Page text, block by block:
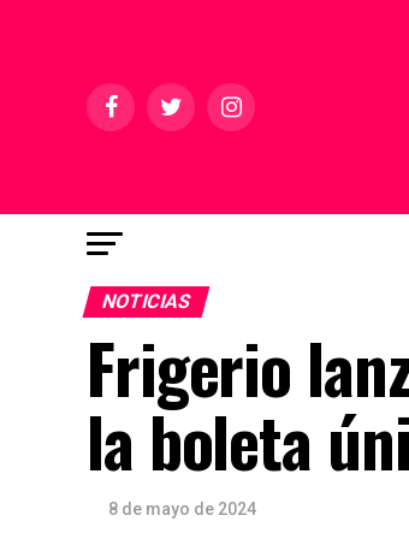
NOTICIAS
Frigerio
la boleta
8 de mayo de 2024